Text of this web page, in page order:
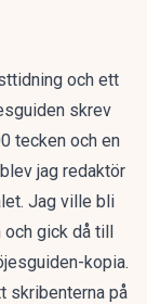
och ett
skrev
tecken och en
jag redaktör
Jag ville bli
och gick då till
kopia.
skribenterna på